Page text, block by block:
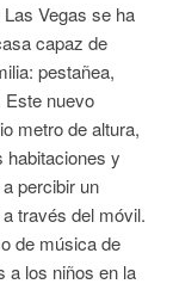
Vegas se ha
capaz de
pestañea,
Este nuevo
metro de altura,
habitaciones y
percibir un
través del móvil.
de música de
a los niños en la